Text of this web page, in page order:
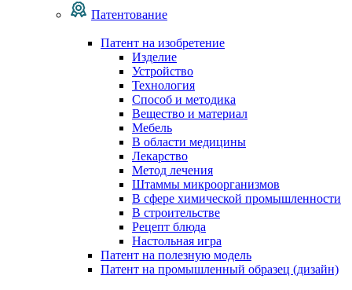
Патентование
Патент на изобретение
Изделие
Устройство
Технология
Способ и методика
Вещество и материал
Мебель
В области медицины
Лекарство
Метод лечения
Штаммы микроорганизмов
В сфере химической промышленности
В строительстве
Рецепт блюда
Настольная игра
Патент на полезную модель
Патент на промышленный образец (дизайн)